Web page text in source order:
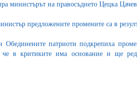
министърът на правосъдието Цецка
предложените промените са в
Обединените патриоти подкрепиха
че в критиките има основание и ще